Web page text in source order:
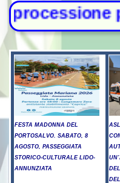
per
FESTA MADONNA DEL
PORTOSALVO. SABATO, 8
AGOSTO, PASSEGGIATA
STORICO-CULTURALE LIDO-
ANNUNZIATA